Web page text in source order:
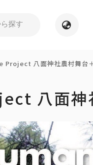
八面神社農村舞台
八面神